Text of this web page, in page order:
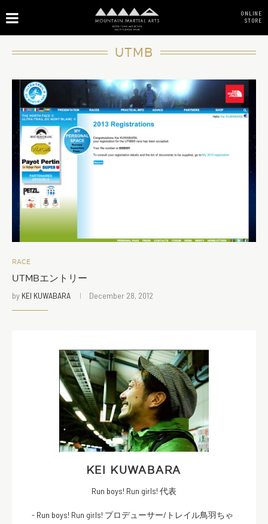
ONLINE
STORE
UTMB
RACE
UTMBエントリー
by KEI KUWABARA December 28, 2012
KEI KUWABARA
Run boys! Run girls! 代表
- Run boys! Run girls! プロデューサー/トレイル鳥羽ちゃ